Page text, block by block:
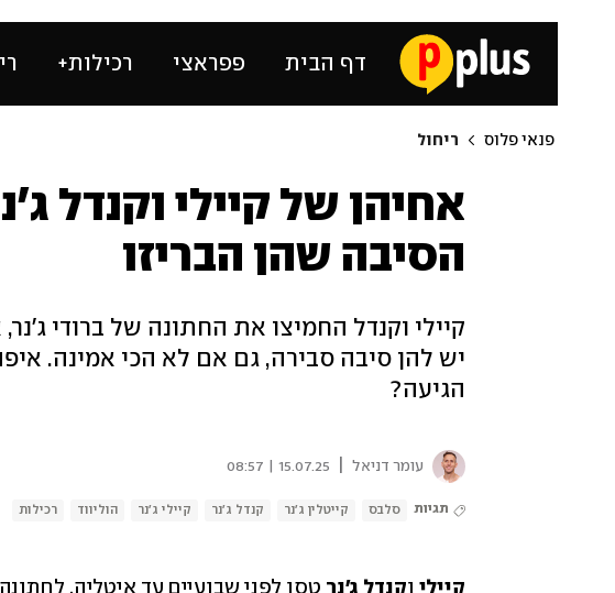
דף הבית פפראצי רכילות+
פנאי פלוס ריחול
אחיהן של קיילי וקנדל
הסיבה שהן הבריזו
קיילי וקנדל החמיצו את החתונה של ברודי
יש להן סיבה סבירה, גם אם לא הכי אמינה.
הגיעה?
עומר דניאל 15.07.25 | 08:57
תגיות סלבס קייטלין ג'נר קנדל ג'נר קיילי ג'נר הוליווד רכילות
קיילי וקנדל ג'נר טסו לפני שבועיים עד איטליה,